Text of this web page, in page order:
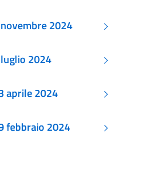
2024
luglio 2024
aprile 2024
febbraio 2024